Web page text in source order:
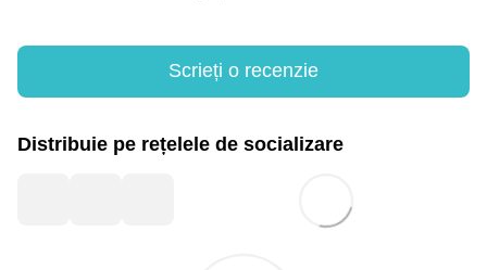
Scrieți o recenzie
Distribuie pe rețelele de socializare